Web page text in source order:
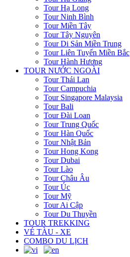
Tour Hạ Long
Tour Ninh Bình
Tour Miền Tây
Tour Tây Nguyên
Tour Di Sản Miền Trung
Tour Liên Tuyến Miền Bắc
Tour Hành Hương
TOUR NƯỚC NGOÀI
Tour Thái Lan
Tour Campuchia
Tour Singapore Malaysia
Tour Bali
Tour Đài Loan
Tour Trung Quốc
Tour Hàn Quốc
Tour Nhật Bản
Tour Hong Kong
Tour Dubai
Tour Lào
Tour Châu Âu
Tour Úc
Tour Mỹ
Tour Ai Cập
Tour Du Thuyền
TOUR TREKKING
VÉ TÀU - XE
COMBO DU LỊCH